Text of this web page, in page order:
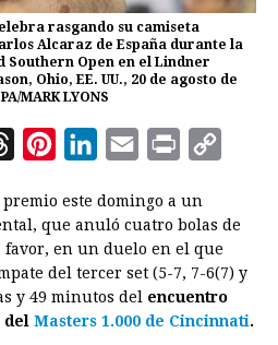
rasgando su camiseta
Alcaraz de España durante la
Southern Open en el Lindner
Ohio, EE. UU., 20 de agosto de
MARK LYONS
r
e
a
d
n
t
e
r
n
k
e
d
a
i
l
i
n
t
y
L
i
este domingo a un
que anuló cuatro bolas de
en un duelo en el que
del tercer set (5-7, 7-6(7) y
y 49 minutos del encuentro
del Masters 1.000 de Cincinnati.